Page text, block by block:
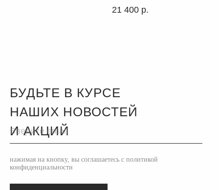
21 400 р.
БУДЬТЕ В КУРСЕ
НАШИХ НОВОСТЕЙ
И АКЦИЙ
нажимая на кнопку, вы соглашаетесь с политикой
конфиденциальности